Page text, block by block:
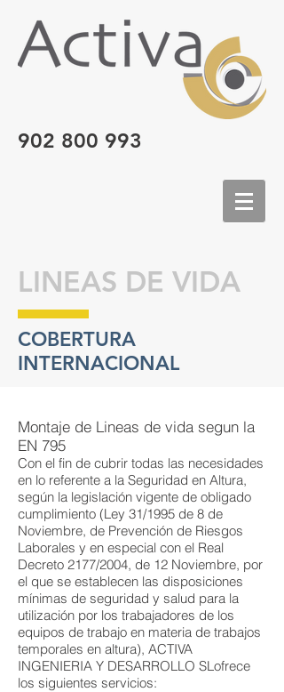
902 800 993
Montaje de Lineas de vida segun la
EN 795
Con el fin de cubrir todas las necesidades
en lo referente a la Seguridad en Altura,
según la legislación vigente de obligado
cumplimiento (Ley 31/1995 de 8 de
Noviembre, de Prevención de Riesgos
Laborales y en especial con el Real
Decreto 2177/2004, de 12 Noviembre, por
el que se establecen las disposiciones
mínimas de seguridad y salud para la
utilización por los trabajadores de los
equipos de trabajo en materia de trabajos
temporales en altura), ACTIVA
INGENIERIA Y DESARROLLO SLofrece
los siguientes servicios:
LINEAS DE VIDA
COBERTURA
INTERNACIONAL